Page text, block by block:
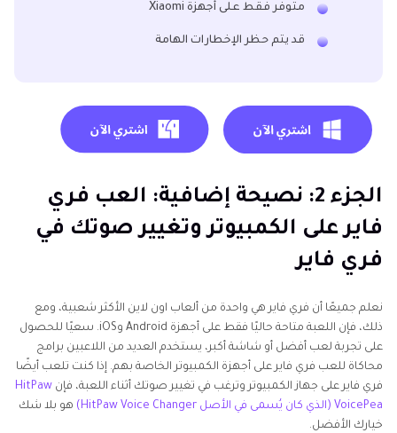
متوفر فقط على أجهزة Xiaomi
قد يتم حظر الإخطارات الهامة
الجزء 2: نصيحة إضافية: العب فري
فاير على الكمبيوتر وتغيير صوتك في
فري فاير
نعلم جميعًا أن فري فاير هي واحدة من ألعاب اون لاين الأكثر شعبية، ومع
ذلك، فإن اللعبة متاحة حاليًا فقط على أجهزة Android وiOS. سعيًا للحصول
على تجربة لعب أفضل أو شاشة أكبر، يستخدم العديد من اللاعبين برامج
محاكاة للعب فري فاير على أجهزة الكمبيوتر الخاصة بهم. إذا كنت تلعب أيضًا
فري فاير على جهاز الكمبيوتر وترغب في تغيير صوتك أثناء اللعبة، فإن HitPaw
VoicePea (الذي كان يُسمى في الأصل HitPaw Voice Changer)
هو بلا شك
خيارك الأفضل.